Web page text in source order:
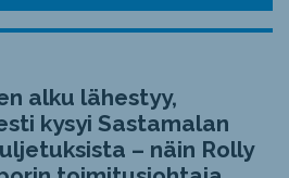
alku lähestyy,
kysyi Sastamalan
– näin Rolly